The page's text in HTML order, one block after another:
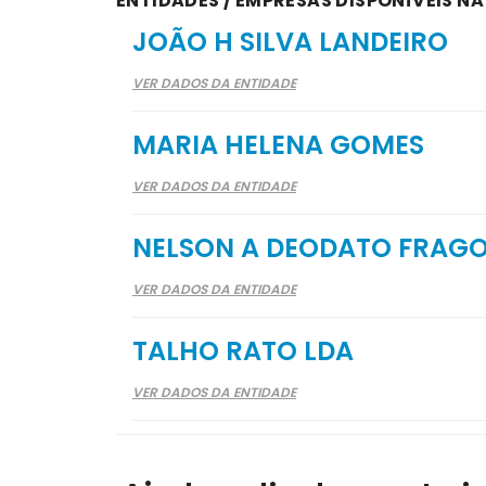
JOÃO H SILVA LANDEIRO
VER DADOS DA ENTIDADE
MARIA HELENA GOMES
VER DADOS DA ENTIDADE
NELSON A DEODATO
VER DADOS DA ENTIDADE
TALHO RATO LDA
VER DADOS DA ENTIDADE